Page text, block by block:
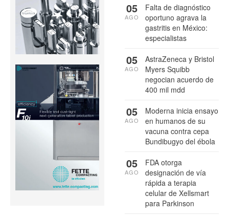
Falta de diagnóstico
oportuno agrava la
gastritis en México:
especialistas
05
AGO
AstraZeneca y Bristol
Myers Squibb
negocian acuerdo de
400 mil mdd
05
AGO
Moderna inicia ensayo
en humanos de su
vacuna contra cepa
Bundibugyo del ébola
05
AGO
FDA otorga
designación de vía
rápida a terapia
celular de Xellsmart
para Parkinson
05
AGO